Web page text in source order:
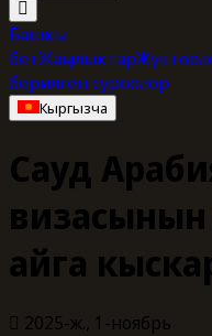
Башкы
бетЖаңылыктар
берилген суроолор
Кыргызча
Сауд
визасынын
айга
2025-ж., 1-ноябрь